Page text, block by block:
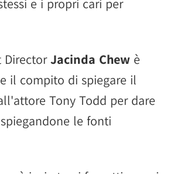
e i propri cari per
DirectorJacinda Chew è
il compito di spiegare il
Tony Todd per dare
le fonti